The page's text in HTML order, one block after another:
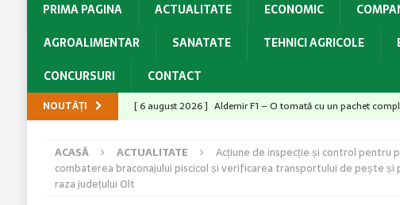
PRIMA PAGINA ACTUALITATE ECONOMIC
AGROALIMENTAR
SANATATE TEHNICI AGRICOLE
CONCURSURI
CONTACT
NOUTĂȚI [ 6 august 2026 ] Aldemir F1 – O tomată cu un pachet
[ 5 august 2026 ] Cu Switch® aveți ciorchini sănătoși,
[ 6 august 2026 ]
Producții mari la grâu? Ai câștigat
ACASĂ ACTUALITATE
Acțiune de inspecție și control pentru
combaterea braconajului piscicol și verificarea transportului de pește
raza județului Olt